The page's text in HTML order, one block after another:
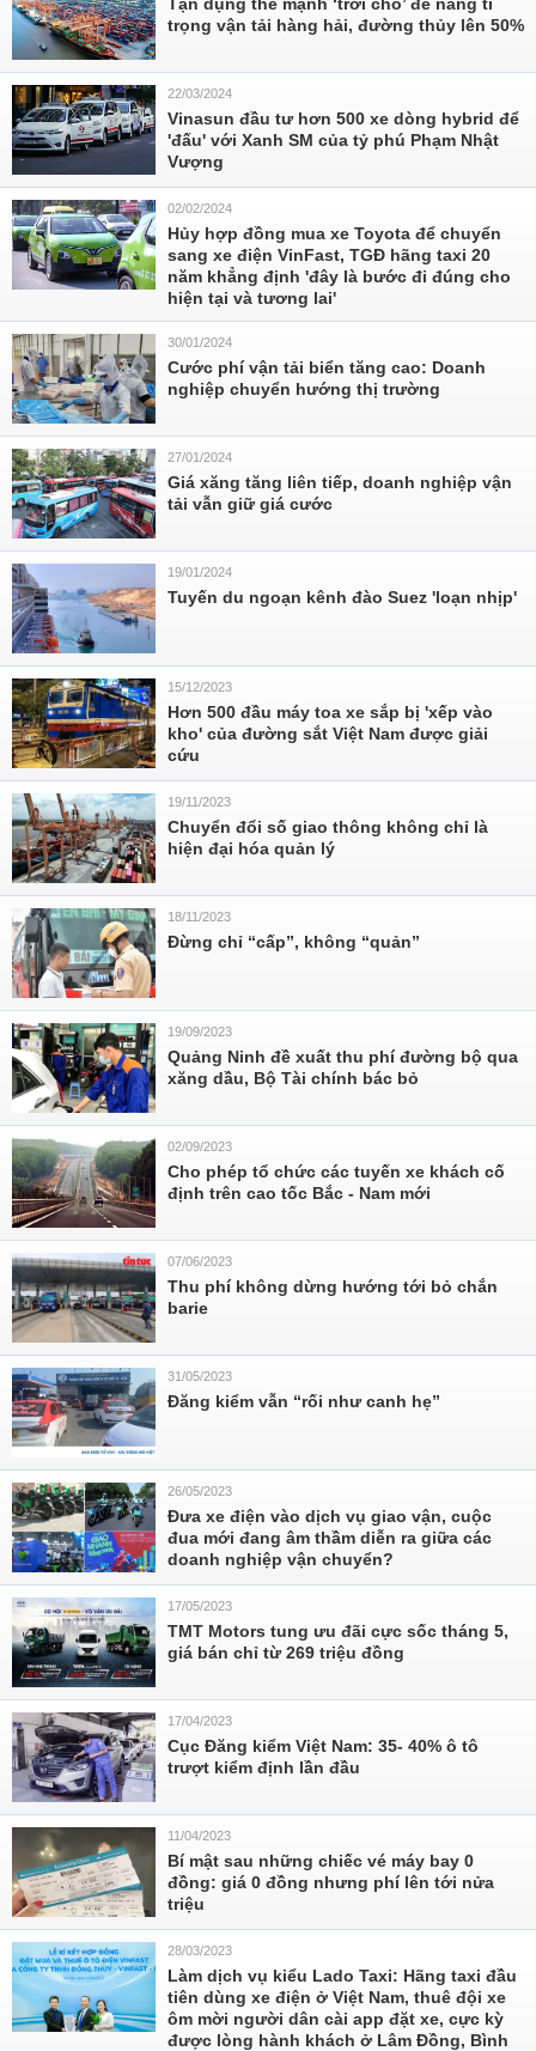
trọng vận tải hàng hải, đường thủy lên 50%
22/03/2024
Vinasun đầu tư hơn 500 xe dòng hybrid để
'đấu' với Xanh SM của tỷ phú Phạm Nhật
Vượng
02/02/2024
Hủy hợp đồng mua xe Toyota để chuyển
sang xe điện VinFast, TGĐ hãng taxi 20
năm khẳng định 'đây là bước đi đúng cho
hiện tại và tương lai'
30/01/2024
Cước phí vận tải biển tăng cao: Doanh
nghiệp chuyển hướng thị trường
27/01/2024
Giá xăng tăng liên tiếp, doanh nghiệp vận
tải vẫn giữ giá cước
19/01/2024
Tuyến du ngoạn kênh đào Suez 'loạn nhịp'
15/12/2023
Hơn 500 đầu máy toa xe sắp bị 'xếp vào
kho' của đường sắt Việt Nam được giải
cứu
19/11/2023
Chuyển đổi số giao thông không chỉ là
hiện đại hóa quản lý
18/11/2023
Đừng chỉ “cấp”, không “quản”
19/09/2023
Quảng Ninh đề xuất thu phí đường bộ qua
xăng dầu, Bộ Tài chính bác bỏ
02/09/2023
Cho phép tổ chức các tuyến xe khách cố
định trên cao tốc Bắc - Nam mới
07/06/2023
Thu phí không dừng hướng tới bỏ chắn
barie
31/05/2023
Đăng kiểm vẫn “rối như canh hẹ”
26/05/2023
Đưa xe điện vào dịch vụ giao vận, cuộc
đua mới đang âm thầm diễn ra giữa các
doanh nghiệp vận chuyển?
17/05/2023
TMT Motors tung ưu đãi cực sốc tháng 5,
giá bán chỉ từ 269 triệu đồng
17/04/2023
Cục Đăng kiểm Việt Nam: 35- 40% ô tô
trượt kiểm định lần đầu
11/04/2023
Bí mật sau những chiếc vé máy bay 0
đồng: giá 0 đồng nhưng phí lên tới nửa
triệu
28/03/2023
Làm dịch vụ kiểu Lado Taxi: Hãng taxi đầu
tiên dùng xe điện ở Việt Nam, thuê đội xe
ôm mời người dân cài app đặt xe, cực kỳ
được lòng hành khách ở Lâm Đồng, Bình